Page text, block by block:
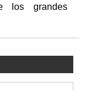
los grandes